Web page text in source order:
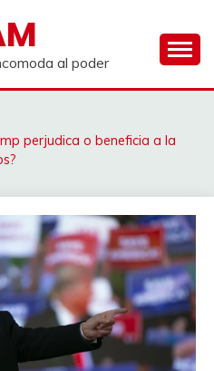
al poder
perjudica o beneficia a la